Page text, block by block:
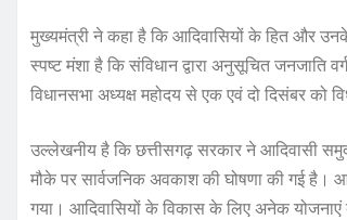
मुख्यमंत्री ने कहा है कि आदिवासियों के हित और
स्पष्ट मंशा है कि संविधान द्वारा अनुसूचित जनजाति
विधानसभा अध्यक्ष महोदय से एक एवं दो दिसंबर को
उल्लेखनीय है कि छत्तीसगढ़ सरकार ने आदिवासी
मौके पर सार्वजनिक अवकाश की घोषणा की गई है।
गया। आदिवासियों के विकास के लिए अनेक योजनाएं